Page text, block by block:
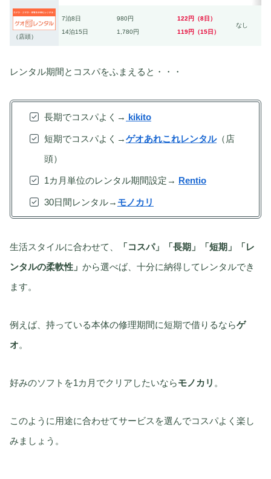
（店頭）
7泊8日
14泊15日
980円
1,780円
122円（8日）
119円（15日）
なし
レンタル期間とコスパをふまえると・・・
長期でコスパよく→ kikito
短期でコスパよく→ゲオあれこれレンタル（店
頭）
1カ月単位のレンタル期間設定→ Rentio
30日間レンタル→ モノカリ
生活スタイルに合わせて、
「コスパ」「長期」「短期」「レ
ンタルの柔軟性」 から選べば、十分に納得してレンタルでき
ます。
例えば、持っている本体の修理期間に短期で借りるならゲ
オ。
好みのソフトを1カ月でクリアしたいならモノカリ 。
このように用途に合わせてサービスを選んでコスパよく楽し
みましょう。